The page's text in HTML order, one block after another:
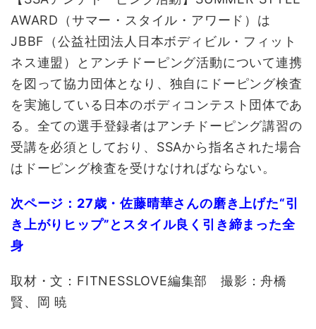
AWARD（サマー・スタイル・アワード）は
JBBF（公益社団法人日本ボディビル・フィット
ネス連盟）とアンチドーピング活動について連携
を図って協力団体となり、独自にドーピング検査
を実施している日本のボディコンテスト団体であ
る。全ての選手登録者はアンチドーピング講習の
受講を必須としており、SSAから指名された場合
はドーピング検査を受けなければならない。
次ページ：27歳・佐藤晴華さんの磨き上げた“引
き上がりヒップ”とスタイル良く引き締まった全
身
取材・文：FITNESSLOVE編集部 撮影：舟橋
賢、岡 暁